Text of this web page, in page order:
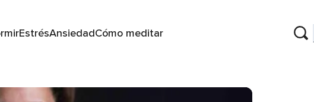
EstrésAnsiedadCómo meditar